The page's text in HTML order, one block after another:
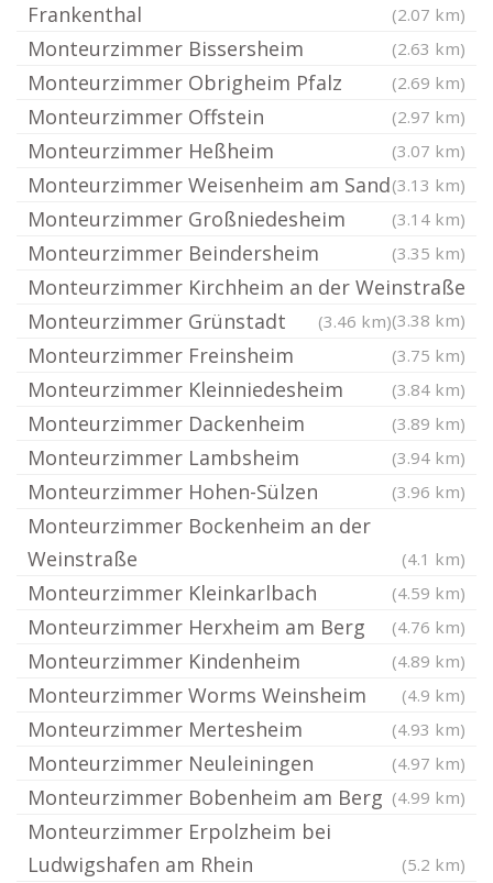
Frankenthal
(2.07 km)
Monteurzimmer Bissersheim (2.63 km)
Monteurzimmer Obrigheim Pfalz (2.69 km)
Monteurzimmer Offstein (2.97 km)
Monteurzimmer Heßheim (3.07 km)
Monteurzimmer Weisenheim am Sand(3.13 km)
Monteurzimmer Großniedesheim (3.14 km)
Monteurzimmer Beindersheim (3.35 km)
Monteurzimmer Kirchheim an der Weinstraße
(3.38 km)
Monteurzimmer Grünstadt (3.46 km)
Monteurzimmer Freinsheim (3.75 km)
Monteurzimmer Kleinniedesheim (3.84 km)
Monteurzimmer Dackenheim (3.89 km)
Monteurzimmer Lambsheim (3.94 km)
Monteurzimmer Hohen-Sülzen (3.96 km)
Monteurzimmer Bockenheim an der
Weinstraße
(4.1 km)
Monteurzimmer Kleinkarlbach (4.59 km)
Monteurzimmer Herxheim am Berg (4.76 km)
Monteurzimmer Kindenheim (4.89 km)
Monteurzimmer Worms Weinsheim (4.9 km)
Monteurzimmer Mertesheim (4.93 km)
Monteurzimmer Neuleiningen (4.97 km)
Monteurzimmer Bobenheim am Berg (4.99 km)
Monteurzimmer Erpolzheim bei
Ludwigshafen am Rhein
(5.2 km)